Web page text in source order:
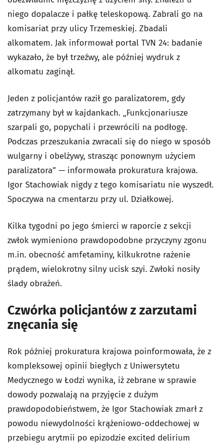
niego dopalacze i pałkę teleskopową. Zabrali go na
komisariat przy ulicy Trzemeskiej. Zbadali
alkomatem. Jak informował portal TVN 24: badanie
wykazało, że był trzeźwy, ale później wydruk z
alkomatu zaginął.
Jeden z policjantów raził go paralizatorem, gdy
zatrzymany był w kajdankach. „Funkcjonariusze
szarpali go, popychali i przewrócili na podłogę.
Podczas przeszukania zwracali się do niego w sposób
wulgarny i obelżywy, strasząc ponownym użyciem
paralizatora” — informowała prokuratura krajowa.
Igor Stachowiak nigdy z tego komisariatu nie wyszedł.
Spoczywa na cmentarzu przy ul. Działkowej.
Kilka tygodni po jego śmierci w raporcie z sekcji
zwłok wymieniono prawdopodobne przyczyny zgonu
m.in. obecność amfetaminy, kilkukrotne rażenie
prądem, wielokrotny silny ucisk szyi. Zwłoki nosiły
ślady obrażeń.
Czwórka policjantów z zarzutami
znęcania się
Rok później prokuratura krajowa poinformowała, że z
kompleksowej opinii biegłych z Uniwersytetu
Medycznego w Łodzi wynika, iż zebrane w sprawie
dowody pozwalają na przyjęcie z dużym
prawdopodobieństwem, że Igor Stachowiak zmarł z
powodu niewydolności krążeniowo-oddechowej w
przebiegu arytmii po epizodzie excited delirium